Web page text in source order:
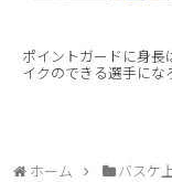
ポイントガードに身長
イクのできる選手にな
ホーム バスケ